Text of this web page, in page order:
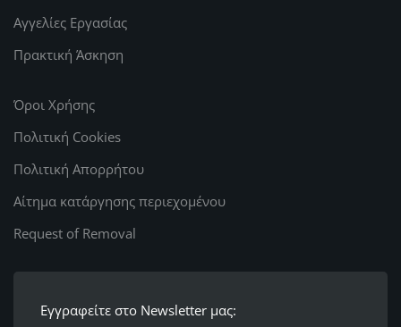
Αγγελίες Εργασίας
Πρακτική Άσκηση
Όροι Χρήσης
Πολιτική Cookies
Πολιτική Απορρήτου
Αίτημα κατάργησης περιεχομένου
Request of Removal
Εγγραφείτε στο Newsletter μας: